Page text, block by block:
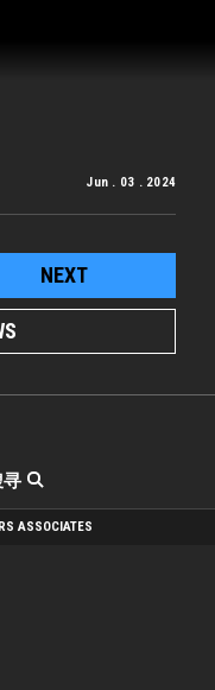
Jun . 03 . 2024
NEXT
ASSOCIATES